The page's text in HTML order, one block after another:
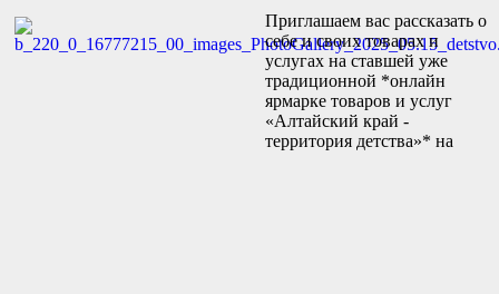
Приглашаем вас рассказать о
себе и своих товарах и
услугах на ставшей уже
традиционной *онлайн
ярмарке товаров и услуг
«Алтайский край -
территория детства»* на